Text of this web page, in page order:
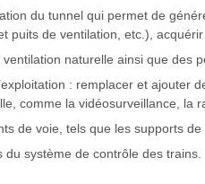
du tunnel qui permet de
puits de ventilation, etc.),
naturelle ainsi que des
: remplacer et
comme la vidéosurveillance, la
de voie, tels que les supports
système de contrôle des trains.